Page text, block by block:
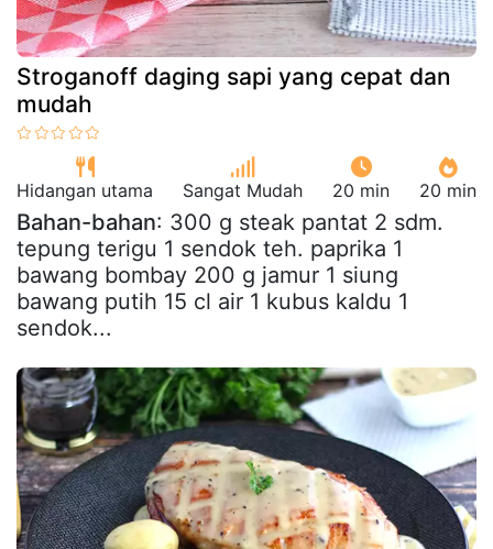
Stroganoff daging sapi yang cepat dan
mudah
Hidangan utama Sangat Mudah 20 min 20 min
Bahan-bahan: 300 g steak pantat 2 sdm.
tepung terigu 1 sendok teh. paprika 1
bawang bombay 200 g jamur 1 siung
bawang putih 15 cl air 1 kubus kaldu 1
sendok...